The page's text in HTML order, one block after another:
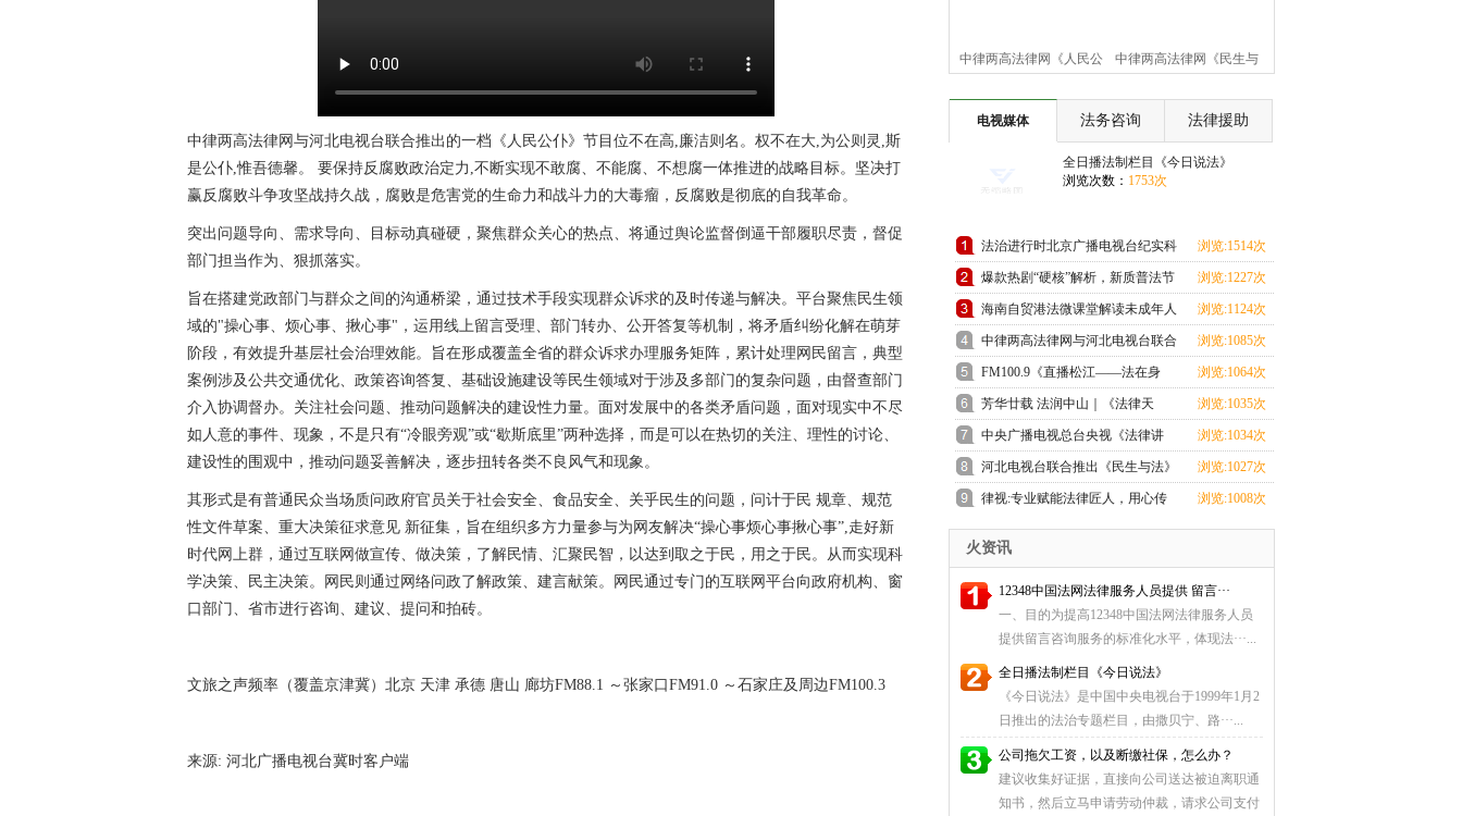
中律两高法律网与河北电视台联合推出的一档《人民公仆》节目位不在高,廉洁则名。权不在大,为公则灵,斯
是公仆,惟吾德馨。 要保持反腐败政治定力,不断实现不敢腐、不能腐、不想腐一体推进的战略目标。坚决打
赢反腐败斗争攻坚战持久战，腐败是危害党的生命力和战斗力的大毒瘤，反腐败是彻底的自我革命。
突出问题导向、需求导向、目标动真碰硬，聚焦群众关心的热点、将通过舆论监督倒逼干部履职尽责，督促
部门担当作为、狠抓落实。
旨在搭建党政部门与群众之间的沟通桥梁，通过技术手段实现群众诉求的及时传递与解决。平台聚焦民生领
域的"操心事、烦心事、揪心事"，运用线上留言受理、部门转办、公开答复等机制，将矛盾纠纷化解在萌芽
阶段，有效提升基层社会治理效能。旨在形成覆盖全省的群众诉求办理服务矩阵，累计处理网民留言，典型
案例涉及公共交通优化、政策咨询答复、基础设施建设等民生领域对于涉及多部门的复杂问题，由督查部门
介入协调督办。关注社会问题、推动问题解决的建设性力量。面对发展中的各类矛盾问题，面对现实中不尽
如人意的事件、现象，不是只有“冷眼旁观”或“歇斯底里”两种选择，而是可以在热切的关注、理性的讨论、
建设性的围观中，推动问题妥善解决，逐步扭转各类不良风气和现象。
其形式是有普通民众当场质问政府官员关于社会安全、食品安全、关乎民生的问题，问计于民 规章、规范
性文件草案、重大决策征求意见 新征集，旨在组织多方力量参与为网友解决“操心事烦心事揪心事”,走好新
时代网上群，通过互联网做宣传、做决策，了解民情、汇聚民智，以达到取之于民，用之于民。从而实现科
学决策、民主决策。网民则通过网络问政了解政策、建言献策。网民通过专门的互联网平台向政府机构、窗
口部门、省市进行咨询、建议、提问和拍砖。
文旅之声频率（覆盖京津冀）北京 天津 承德 唐山 廊坊FM88.1 ～张家口FM91.0 ～石家庄及周边FM100.3
来源: 河北广播电视台冀时客户端
中律两高法律网《人民公 中律两高法律网《民生与
上线
电视媒体 法务咨询 法律援助
全日播法制栏目《今日说法》
浏览次数： 1753次
法治进行时北京广播电视台纪实科
教频道法治栏目
浏览:1514次
爆款热剧“硬核”解析，新质普法节
目《剧懂法》即将开播！
浏览:1227次
海南自贸港法微课堂解读未成年人
监护人法律制度
浏览:1124次
中律两高法律网与河北电视台联合
推出《民生与法》大型访谈节目即
将上线
浏览:1085次
FM100.9《直播松江——法在身
边》：普法从学生抓起，让宪法精
神扎根校园
浏览:1064次
芳华廿载 法润中山｜《法律天
地》电视节目播出二十周年！
浏览:1035次
中央广播电视总台央视《法律讲
堂》栏目团队：镜头背后，法官的
奉献与坚守丨2024记者看法院
浏览:1034次
河北电视台联合推出《民生与法》
大型访谈节目即将上线
浏览:1027次
律视:专业赋能法律匠人，用心传
播法律知识
浏览:1008次
火资讯
12348中国法网法律服务人员提供 留言···
一、目的为提高12348中国法网法律服务人员
提供留言咨询服务的标准化水平，体现法···...
全日播法制栏目《今日说法》
《今日说法》是中国中央电视台于1999年1月2
日推出的法治专题栏目，由撒贝宁、路···...
公司拖欠工资，以及断缴社保，怎么办？
建议收集好证据，直接向公司送达被迫离职通
知书，然后立马申请劳动仲裁，请求公司支付